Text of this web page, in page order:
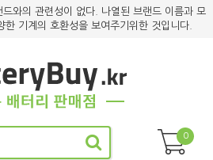
와의 관련성이 없다. 나열된 브랜드 이름과 모
한 기계의 호환성을 보여주기위한 것입니다.
0